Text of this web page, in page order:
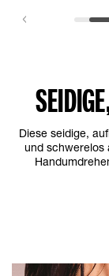
Diese seidige,
und schwerelos